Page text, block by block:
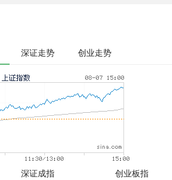
深证走势 创业走势
深证成指
创业板指